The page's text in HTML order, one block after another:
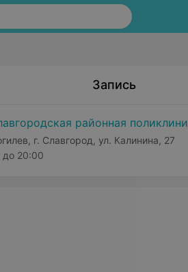
Запись
районная поликлини
г. Славгород, ул. Калинина, 27
до 20:00